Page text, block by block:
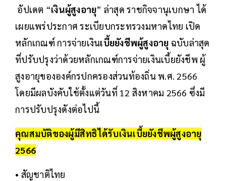
อัปเดต “เงินผู้สูงอายุ” ล่าสุด ราชกิจจานุเบกษา ได้
เผยแพร่ประกาศ ระเบียบกระทรวงมหาดไทย เปิด
หลักเกณฑ์ การจ่ายเงินเบี้ยยังชีพผู้สูงอายุ ฉบับล่าสุด
ที่ปรับปรุงว่าด้วยหลักเกณฑ์การจ่ายเงินเบี้ยยังชีพ ผู้
สูงอายุขององค์กรปกครองส่วนท้องถิ่น พ.ศ. 2566
โดยมีผลบังคับใช้ตั้งแต่วันที่ 12 สิงหาคม 2566 ซึ่งมี
การปรับปรุงดังต่อไปนี้
คุณสมบัติของผู้มีสิทธิได้รับเงินเบี้ยยังชีพผู้สูงอายุ
2566
• สัญชาติไทย